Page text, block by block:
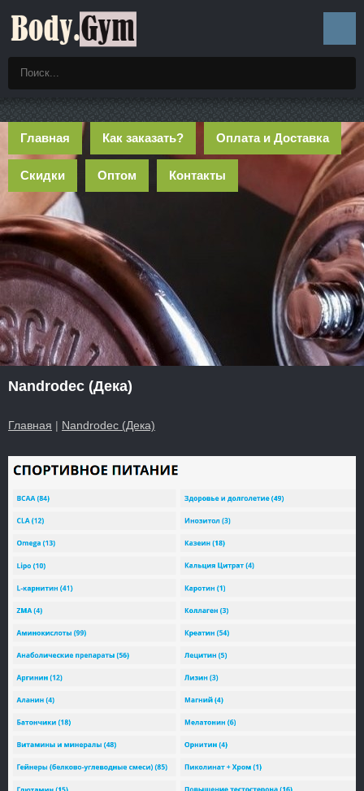
Главная Как заказать? Оплата и Доставка
Скидки Оптом Контакты
Nandrodec (Дека)
Главная | Nandrodec (Дека)